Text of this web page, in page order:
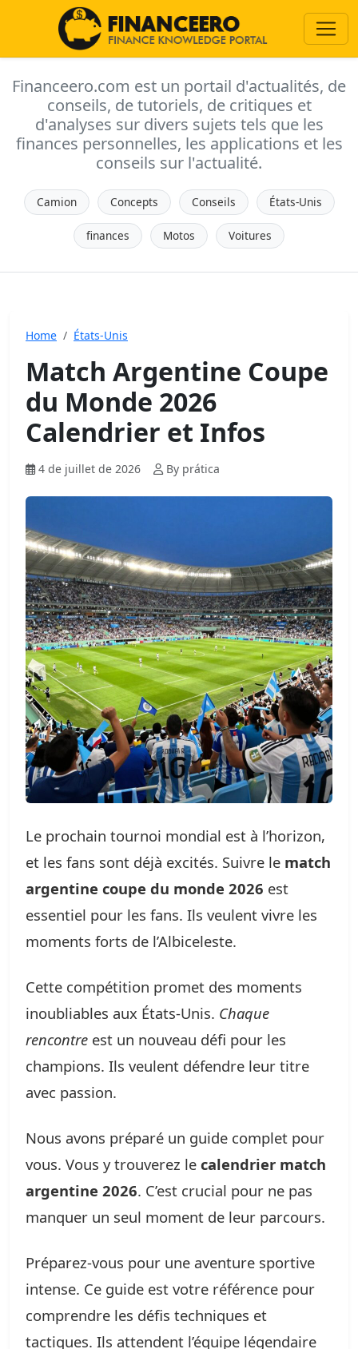
Financeero.com est un portail d'actualités, de
conseils, de tutoriels, de critiques et
d'analyses sur divers sujets tels que les
finances personnelles, les applications et les
conseils sur l'actualité.
Camion Concepts Conseils États-Unis
finances Motos Voitures
Home États-Unis
Match Argentine Coupe
du Monde 2026
Calendrier et Infos
4 de juillet de 2026 By prática
Le prochain tournoi mondial est à l’horizon,
et les fans sont déjà excités. Suivre le match
argentine coupe du monde 2026 est
essentiel pour les fans. Ils veulent vivre les
moments forts de l’Albiceleste.
Cette compétition promet des moments
inoubliables aux États-Unis. Chaque
rencontre est un nouveau défi pour les
champions. Ils veulent défendre leur titre
avec passion.
Nous avons préparé un guide complet pour
vous. Vous y trouverez le calendrier match
argentine 2026. C’est crucial pour ne pas
manquer un seul moment de leur parcours.
Préparez-vous pour une aventure sportive
intense. Ce guide est votre référence pour
comprendre les défis techniques et
tactiques. Ils attendent l’équipe légendaire